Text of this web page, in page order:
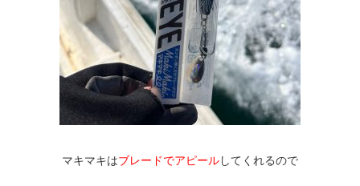
マキマキはブレードでアピールしてくれるので